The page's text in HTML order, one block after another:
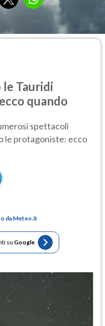
Tauridi
quando
spettacoli
le protagoniste: ecco
da Meteo.it
su Google